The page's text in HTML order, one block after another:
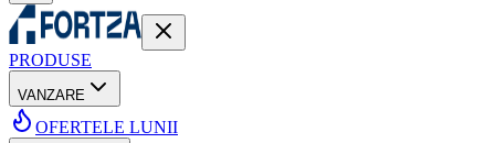
PRODUSE
VANZARE
OFERTELE LUNII